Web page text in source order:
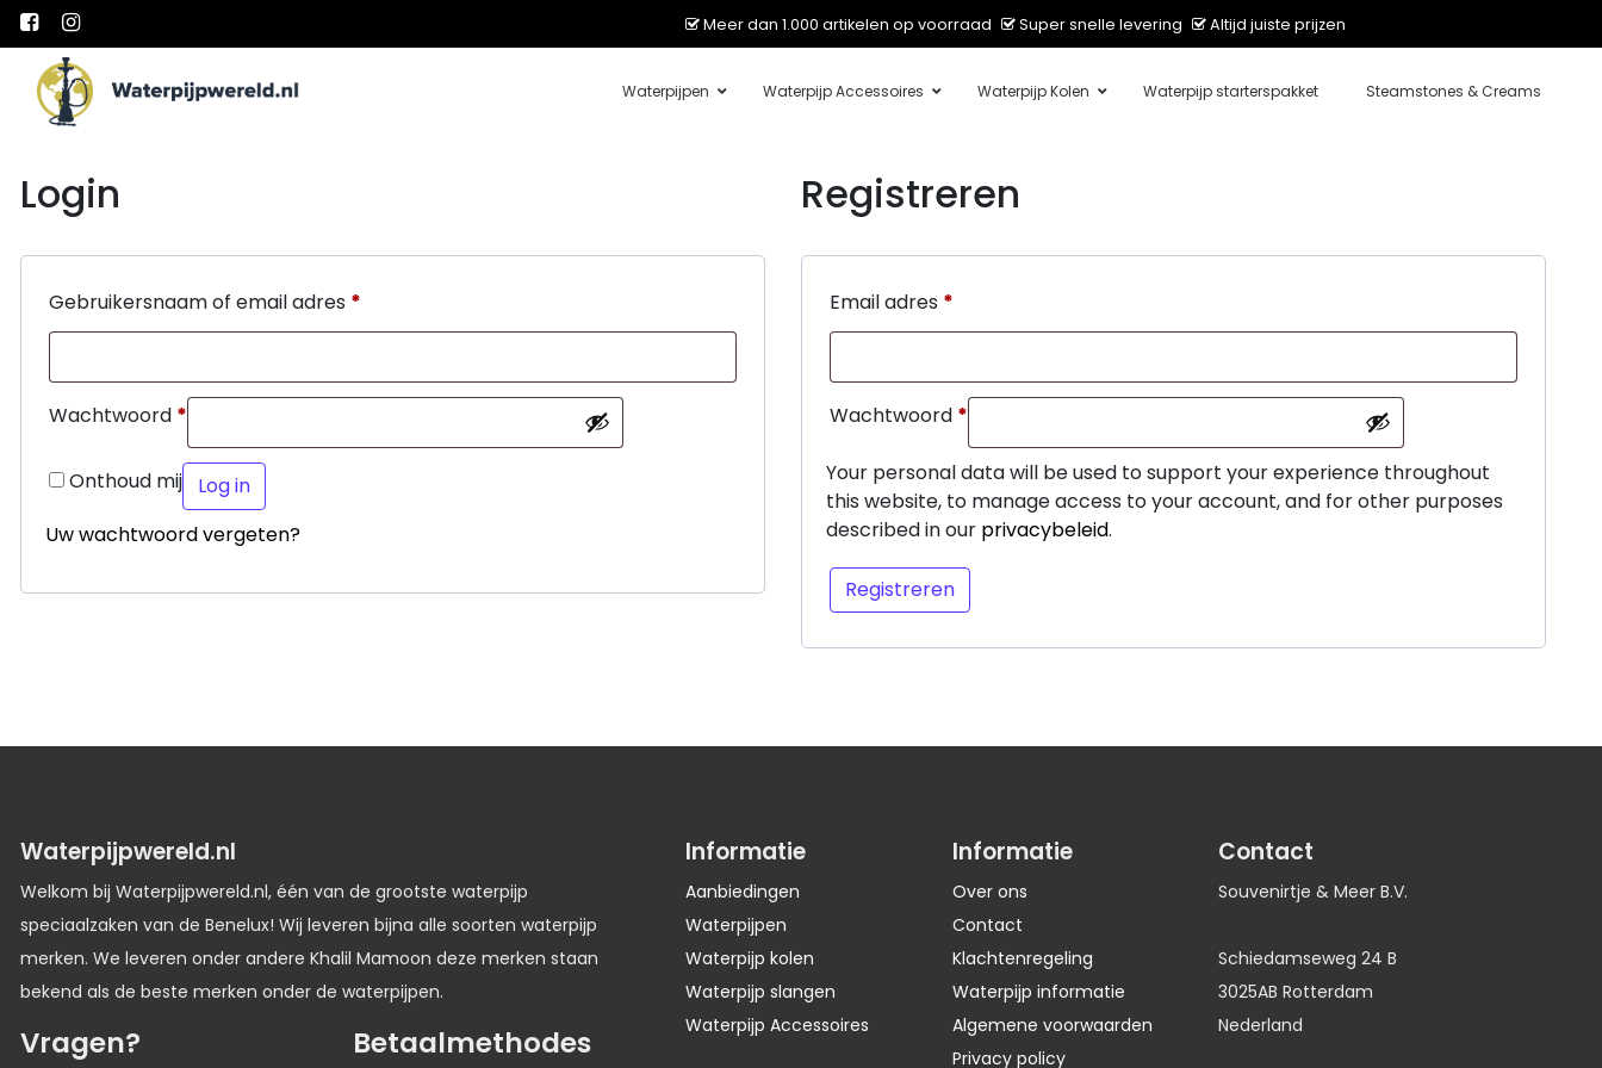
Meer dan 1.000 artikelen op voorraad Super snelle levering Altijd juiste prijzen
Main Navigation Waterpijpen Waterpijp Accessoires Waterpijp Kolen Waterpijp starterspakket Steamstones & Creams
Login
Gebruikersnaam of email adres *
Wachtwoord *
Onthoud mij
Log in
Uw wachtwoord vergeten?
Registreren
Email adres *
Wachtwoord *
Your personal data will be used to support your experience throughout
this website, to manage access to your account, and for other purposes
described in our privacybeleid.
Registreren
Waterpijpwereld.nl
Welkom bij Waterpijpwereld.nl, één van de grootste waterpijp
speciaalzaken van de Benelux! Wij leveren bijna alle soorten waterpijp
merken. We leveren onder andere Khalil Mamoon deze merken staan
bekend als de beste merken onder de waterpijpen.
Vragen? Betaalmethodes
Informatie
Aanbiedingen
Waterpijpen
Waterpijp kolen
Waterpijp slangen
Waterpijp Accessoires
Informatie
Over ons
Contact
Klachtenregeling
Waterpijp informatie
Algemene voorwaarden
Privacy policy
Contact
Souvenirtje & Meer B.V.
Schiedamseweg 24 B
3025AB Rotterdam
Nederland